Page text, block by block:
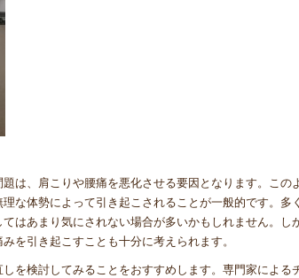
は、肩こりや腰痛を悪化させる要因となります。この
な体勢によって引き起こされることが一般的です。多く
はあまり気にされない場合が多いかもしれません。し
を引き起こすことも十分に考えられます。
を検討してみることをおすすめします。専門家による